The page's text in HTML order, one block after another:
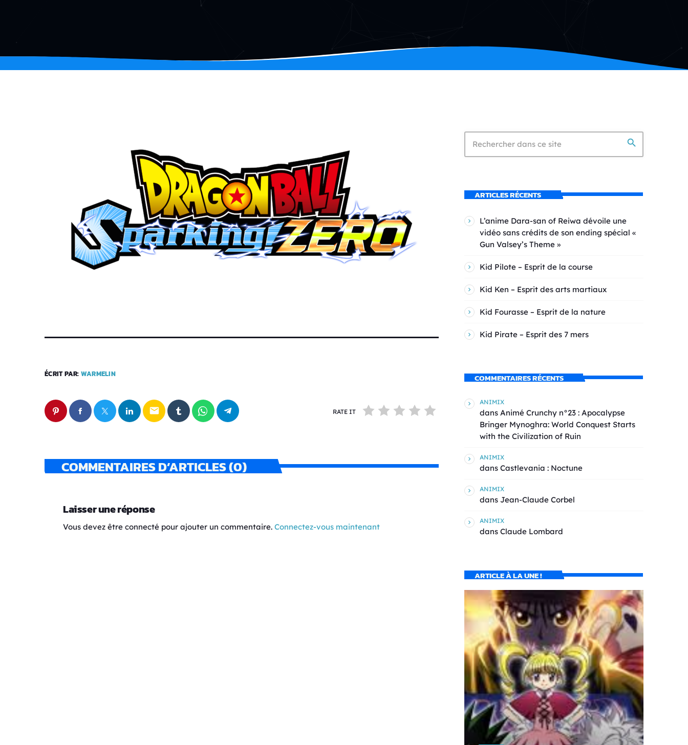
ÉCRIT PAR: WARMELIN
email RATE IT
COMMENTAIRES D’ARTICLES (0)
Laisser une réponse
Vous devez être connecté pour ajouter un commentaire. Connectez-vous maintenant
search
ARTICLES RÉCENTS
L’anime Dara-san of Reiwa dévoile une
vidéo sans crédits de son ending spécial «
Gun Valsey’s Theme »
Kid Pilote – Esprit de la course
Kid Ken – Esprit des arts martiaux
Kid Fourasse – Esprit de la nature
Kid Pirate – Esprit des 7 mers
COMMENTAIRES RÉCENTS
ANIMIX
dans Animé Crunchy n°23 : Apocalypse
Bringer Mynoghra: World Conquest Starts
with the Civilization of Ruin
ANIMIX
dans Castlevania : Noctune
ANIMIX
dans Jean-Claude Corbel
ANIMIX
dans Claude Lombard
ARTICLE À LA UNE !